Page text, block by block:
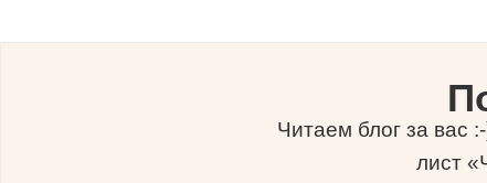
Читаем блог за вас
лист